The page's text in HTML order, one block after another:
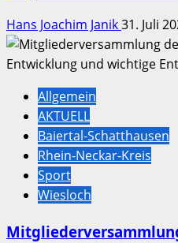
Hans Joachim Janik31. Juli
Allgemein
AKTUELL
Baiertal-Schatthausen
Rhein-Neckar-Kreis
Sport
Wiesloch